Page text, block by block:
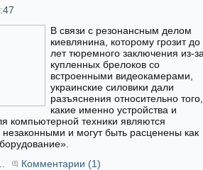
В связи с резонансным делом
киевлянина, которому грозит до
лет тюремного заключения из-
купленных брелоков со
встроенными видеокамерами,
украинские силовики дали
разъяснения относительно того,
какие именно устройства и
компьютерной техники являются
незаконными и могут быть расценены как
Комментарии (1)